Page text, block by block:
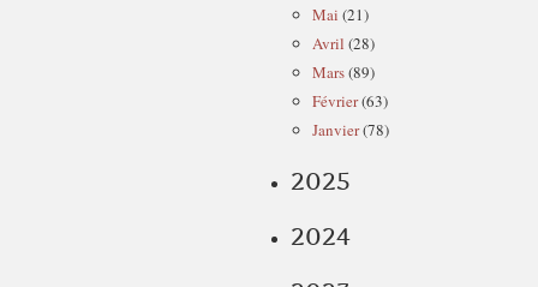
Mai (21)
Avril (28)
Mars(89)
Février(63)
Janvier(78)
2025
2024